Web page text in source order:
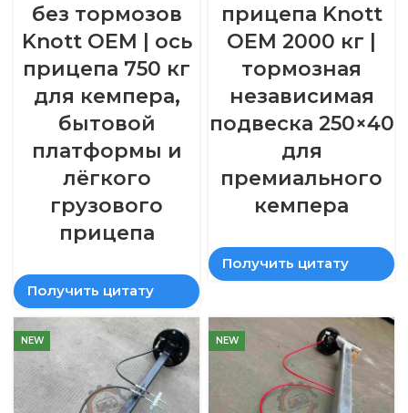
без тормозов
Knott OEM | ось
прицепа 750 кг
для кемпера,
бытовой
платформы и
лёгкого
грузового
прицепа
Получить цитату
прицепа Knott
OEM 2000 кг |
тормозная
независимая
подвеска 250×40
для
премиального
кемпера
Получить цитату
NEW NEW